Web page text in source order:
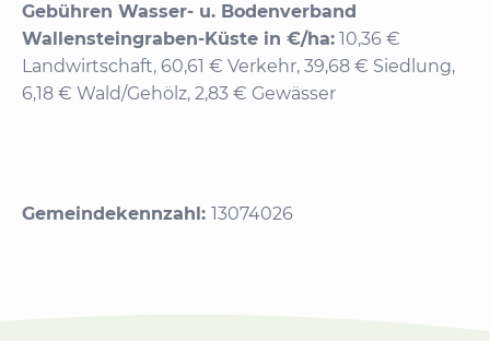
Gebühren Wasser- u. Bodenverband
Wallensteingraben-Küste in €/ha: 10,36 €
Landwirtschaft, 60,61 € Verkehr, 39,68 € Siedlung,
6,18 € Wald/Gehölz, 2,83 € Gewässer
Gemeindekennzahl: 13074026